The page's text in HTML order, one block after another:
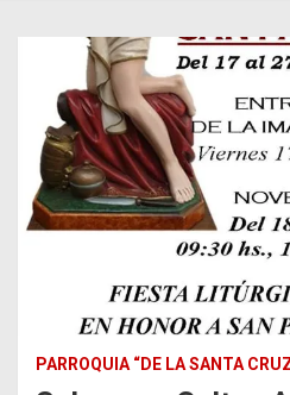
PARROQUIA “DE LA SANTA